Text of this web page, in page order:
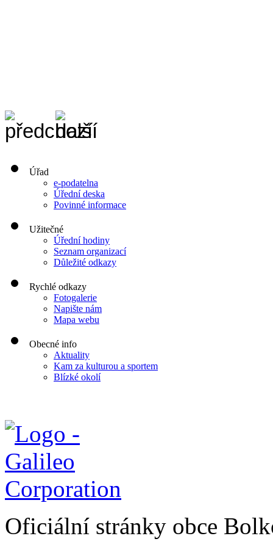
Úřad
e-podatelna
Úřední deska
Povinné informace
Užitečné
Úřední hodiny
Seznam organizací
Důležité odkazy
Rychlé odkazy
Fotogalerie
Napište nám
Mapa webu
Obecné info
Aktuality
Kam za kulturou a sportem
Blízké okolí
Oficiální stránky obce